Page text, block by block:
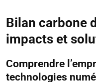
Bilan carbone
impacts et
Comprendre
technologies